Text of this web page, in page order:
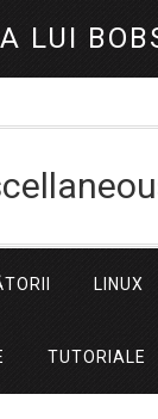
LUI
LINUX
TUTORIALE